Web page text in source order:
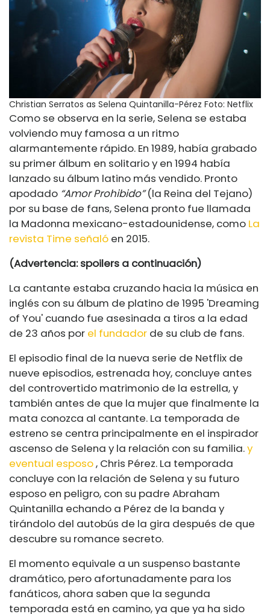
Christian Serratos as Selena Quintanilla-Pérez Foto: Netflix
Como se observa en la serie, Selena se estaba
volviendo muy famosa a un ritmo
alarmantemente rápido. En 1989, había grabado
su primer álbum en solitario y en 1994 había
lanzado su álbum latino más vendido. Pronto
apodado “Amor Prohibido”(la Reina del Tejano)
por su base de fans, Selena pronto fue llamada
la Madonna mexicano-estadounidense, como La
revista Time señaló en 2015.
(Advertencia: spoilers a continuación)
La cantante estaba cruzando hacia la música en
inglés con su álbum de platino de 1995 'Dreaming
of You' cuando fue asesinada a tiros a la edad
de 23 años por el fundador de su club de fans.
El episodio final de la nueva serie de Netflix de
nueve episodios, estrenada hoy, concluye antes
del controvertido matrimonio de la estrella, y
también antes de que la mujer que finalmente la
mata conozca al cantante. La temporada de
estreno se centra principalmente en el inspirador
ascenso de Selena y la relación con su familia.y
eventual esposo, Chris Pérez. La temporada
concluye con la relación de Selena y su futuro
esposo en peligro, con su padre Abraham
Quintanilla echando a Pérez de la banda y
tirándolo del autobús de la gira después de que
descubre su romance secreto.
El momento equivale a un suspenso bastante
dramático, pero afortunadamente para los
fanáticos, ahora saben que la segunda
temporada está en camino, ya que ya ha sido